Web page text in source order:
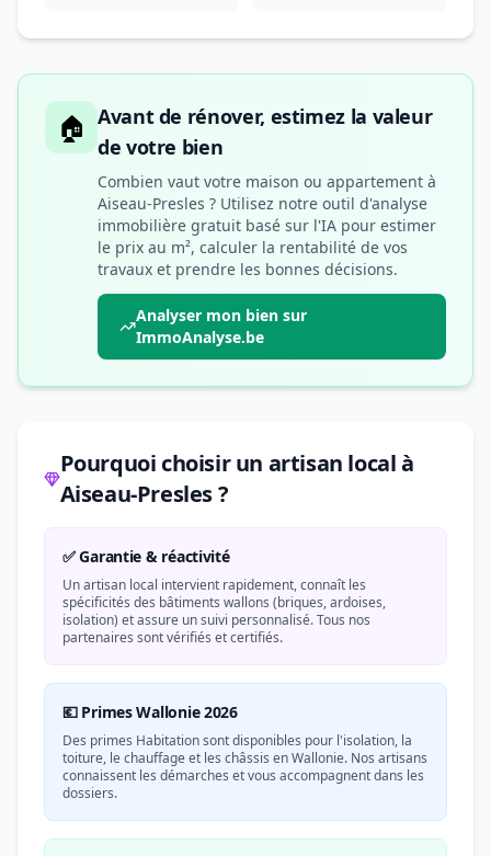
🏠 Avant de rénover, estimez la valeur
de votre bien
Combien vaut votre maison ou appartement à
Aiseau-Presles ? Utilisez notre outil d'analyse
immobilière gratuit basé sur l'IA pour estimer
le prix au m², calculer la rentabilité de vos
travaux et prendre les bonnes décisions.
Analyser mon bien sur
ImmoAnalyse.be
Pourquoi choisir un artisan local à
Aiseau-Presles ?
✅ Garantie & réactivité
Un artisan local intervient rapidement, connaît les
spécificités des bâtiments wallons (briques, ardoises,
isolation) et assure un suivi personnalisé. Tous nos
partenaires sont vérifiés et certifiés.
💶 Primes Wallonie 2026
Des primes Habitation sont disponibles pour l'isolation, la
toiture, le chauffage et les châssis en Wallonie. Nos artisans
connaissent les démarches et vous accompagnent dans les
dossiers.